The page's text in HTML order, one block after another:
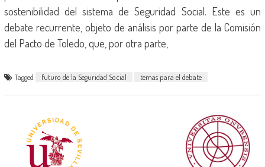
sostenibilidad del sistema de Seguridad Social. Este es un
debate recurrente, objeto de análisis por parte de la Comisión
del Pacto de Toledo, que, por otra parte,
Tagged futuro de la Seguridad Social temas para el debate